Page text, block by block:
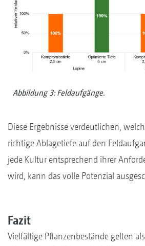
Abbildung 3: Feldaufgänge.
Diese Ergebnisse verdeutlichen,
richtige Ablagetiefe auf den
jede Kultur entsprechend ihrer
wird, kann das volle Potenzial
Fazit
Vielfältige Pflanzenbestände gelten